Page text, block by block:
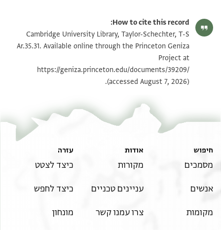
Yusuf Umrethwala's digital edition (2025).
فان امرت مملوكها بالاستخراج من مولاي وخر...[
... مملوكها ذلك ولها ثبت الله النعم عليها وعنده الراي[الاعلى
في ذلك ان شا الله
T-S Ar.35.31 1r
ראה :T-S Ar.35.31
תנאי היתר שימוש בתצלום
How to cite this record:
Cambridge University Library, Taylor-Schechter, T-S
Ar.35.31. Available online through the Princeton Geniza
Project at
https://geniza.princeton.edu/documents/39209/
(accessed August 7, 2026).
חיפוש
מסמכים
אנשים
מקומות
אודות
מקורות
עניינים טכניים
צרו עמנו קשר
עזרה
כיצד לצטט
כיצד לחפש
מונחון